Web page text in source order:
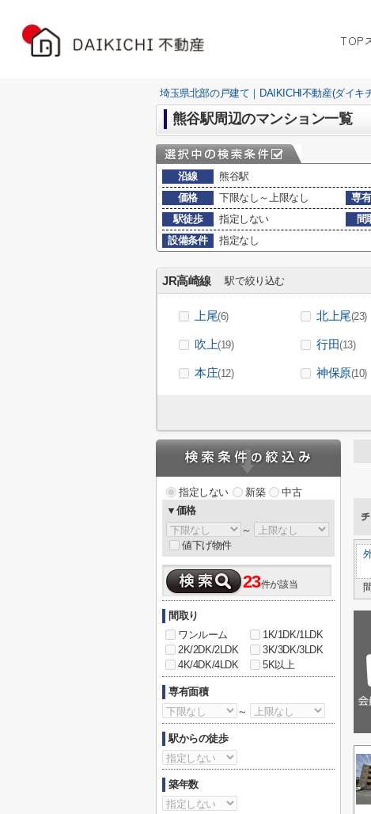
TOP
埼玉県北部の戸建て｜DAIKICHI不動産(ダイキ
熊谷駅周辺のマンション一覧
沿線
熊谷駅
価格
下限なし～上限なし 専
駅徒歩
指定しない 間
設備条件
指定なし
JR高崎線 駅で絞り込む
上尾(6) 北上尾(23)
吹上(19) 行田(13)
本庄(12) 神保原(10)
指定しない 新築
中古
▼価格
～
値下げ物件
23件が該当
間取り
ワンルーム
1K/1DK/1LDK
2K/2DK/2LDK
3K/3DK/3LDK
4K/4DK/4LDK
5K以上
専有面積
～
駅からの徒歩
築年数